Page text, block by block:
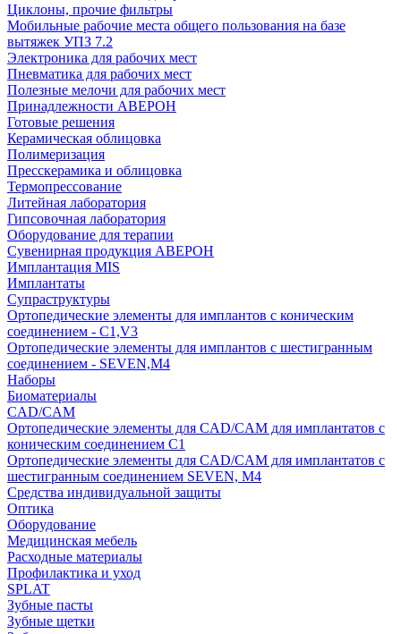
Циклоны, прочие фильтры
Мобильные рабочие места общего пользования на базе
вытяжек УПЗ 7.2
Электроника для рабочих мест
Пневматика для рабочих мест
Полезные мелочи для рабочих мест
Принадлежности АВЕРОН
Готовые решения
Керамическая облицовка
Полимеризация
Пресскерамика и облицовка
Термопрессование
Литейная лаборатория
Гипсовочная лаборатория
Оборудование для терапии
Сувенирная продукция АВЕРОН
Имплантация MIS
Имплантаты
Супраструктуры
Ортопедические элементы для имплантов с коническим
соединением - C1,V3
Ортопедические элементы для имплантов с шестигранным
соединением - SEVEN,M4
Наборы
Биоматериалы
CAD/CAM
Ортопедические элементы для CAD/CAM для имплантатов с
коническим соединением С1
Ортопедические элементы для CAD/CAM для имплантатов с
шестигранным соединением SEVEN, М4
Средства индивидуальной защиты
Оптика
Оборудование
Медицинская мебель
Расходные материалы
Профилактика и уход
SPLAT
Зубные пасты
Зубные щетки